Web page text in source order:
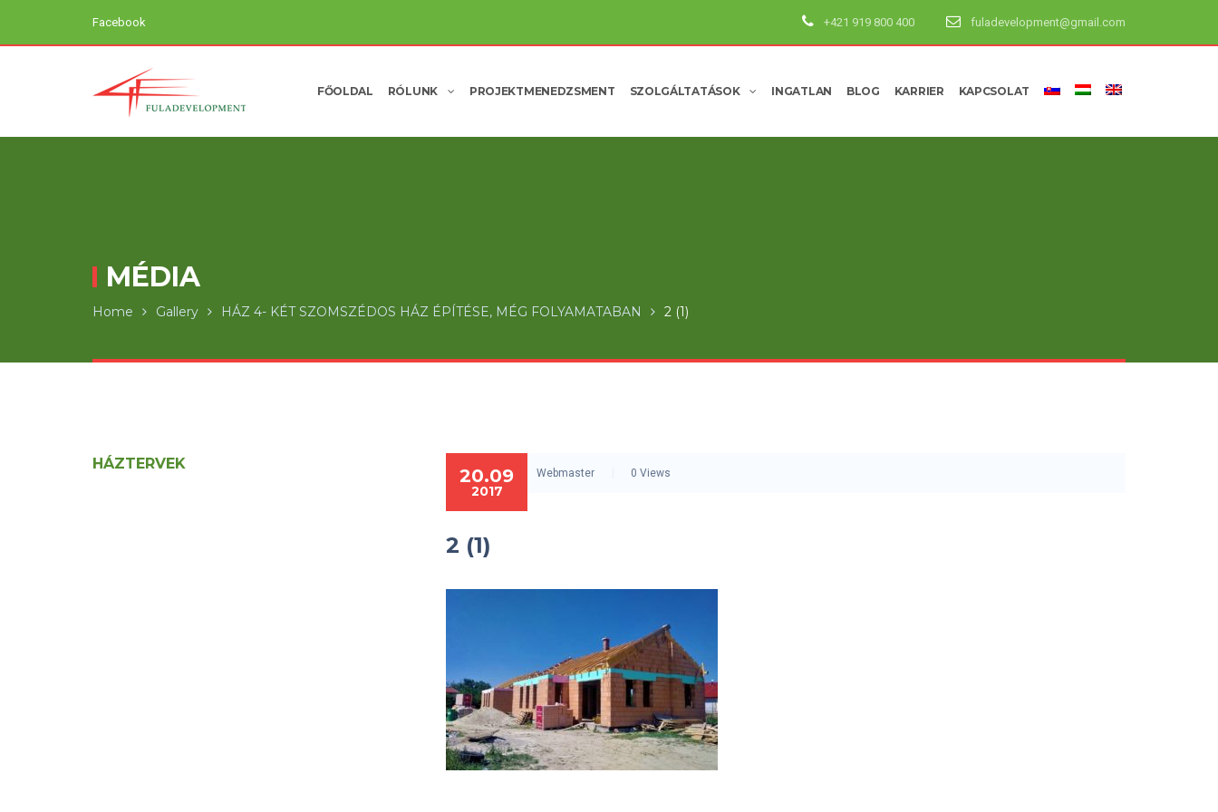
Facebook +421 919 800 400 fuladevelopment@gmail.com
FŐOLDAL RÓLUNK PROJEKTMENEDZSMENT SZOLGÁLTATÁSOK INGATLAN BLOG KARRIER KAPCSOLAT
MÉDIA
Home Gallery HÁZ 4- KÉT SZOMSZÉDOS HÁZ ÉPÍTÉSE, MÉG FOLYAMATABAN 2 (1)
20.09
2017
Webmaster 0 Views
2 (1)
HÁZTERVEK